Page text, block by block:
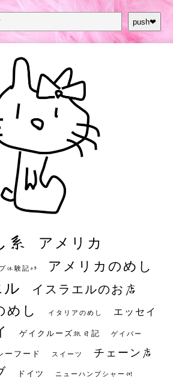
push❤︎
系 アメリカ
体験記S3 アメリカのめし
ル イスラエルのお店
めし イタリアのめし エッセイ
ゲイクルーズ旅日記 ゲイバー
ーフード スイーツ チェーン店
ドイツ ニューハンプシャー州